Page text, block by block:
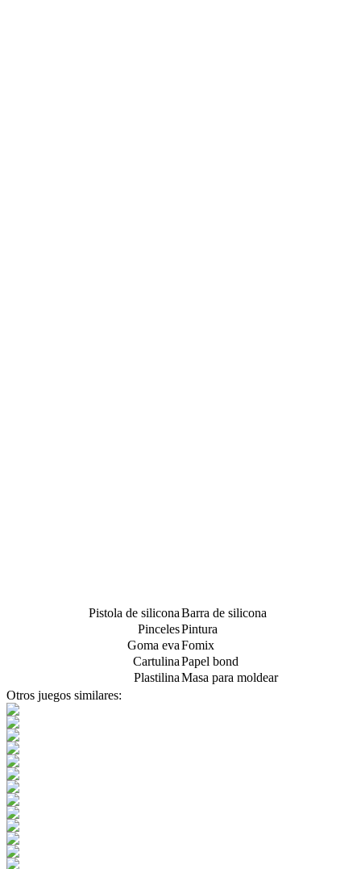
Pistola de siliconaBarra de silicona
PincelesPintura
Goma evaFomix
CartulinaPapel bond
PlastilinaMasa para moldear
Otros juegos similares: